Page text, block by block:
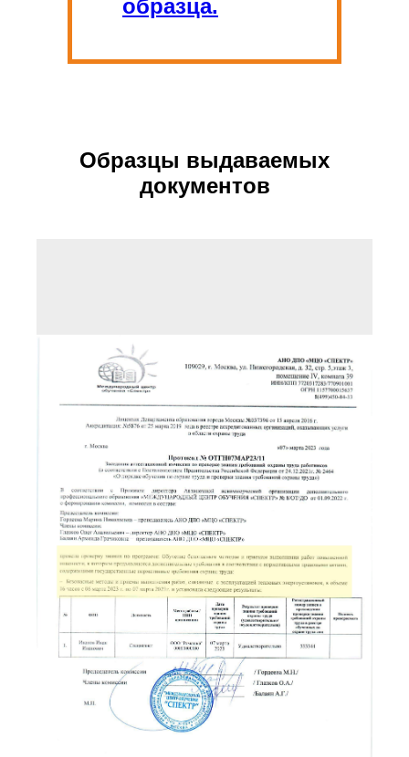
образца.
Образцы выдаваемых
документов